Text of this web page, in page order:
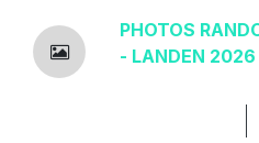
PHOTOS
- LANDEN 2026